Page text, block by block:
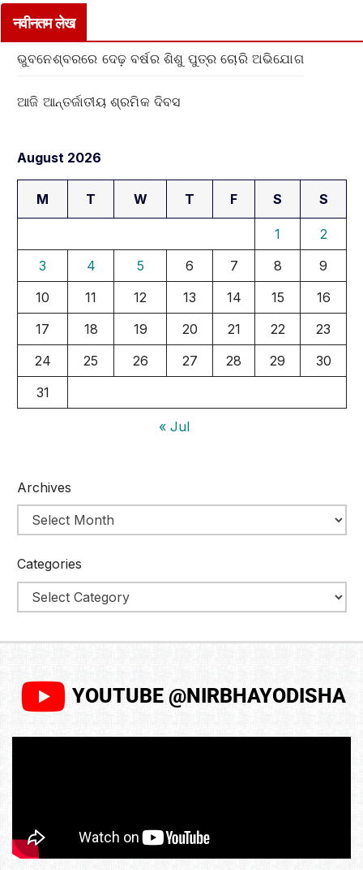
नवीनतम लेख
ଭୁବନେଶ୍ବରରେ ଦେଢ଼ ବର୍ଷର ଶିଶୁ ପୁତ୍ର ଚୋରି ଅଭିଯୋଗ
ଆଜି ଆନ୍ତର୍ଜାତୀୟ ଶ୍ରମିକ ଦିବସ
August 2026
M T W T F S S
1
2
3
4 5 6 7 8
9
10
11 12 13 14 15
16
17
18 19 20 21 22
23
24
25 26 27 28 29
30
31
« Jul
Archives
Categories
YOUTUBE @NIRBHAYODISHA